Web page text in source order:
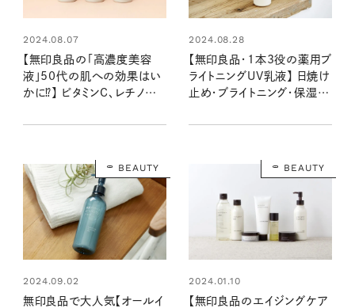
2024.08.07
【無印良品の「高濃度美容
液」50代の肌への効果はい
かに⁉】 ビタミンC、レチノー
で、大人の肌悩みを集中ケア
2024.08.28
【無印良品・1本3役の薬用ブ
ライトニングUV乳液】 日焼け
止め・ブライトニング・保湿が
の実力を徹底検証しました
BEAUTY
2024.09.02
無印良品で大人気【オールイ
BEAUTY
2024.01.10
【無印良品のエイジングケア